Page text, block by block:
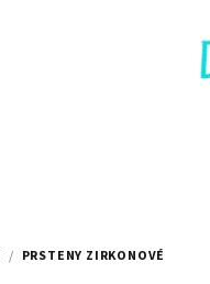
/ PRSTENY ZIRKONOVÉ